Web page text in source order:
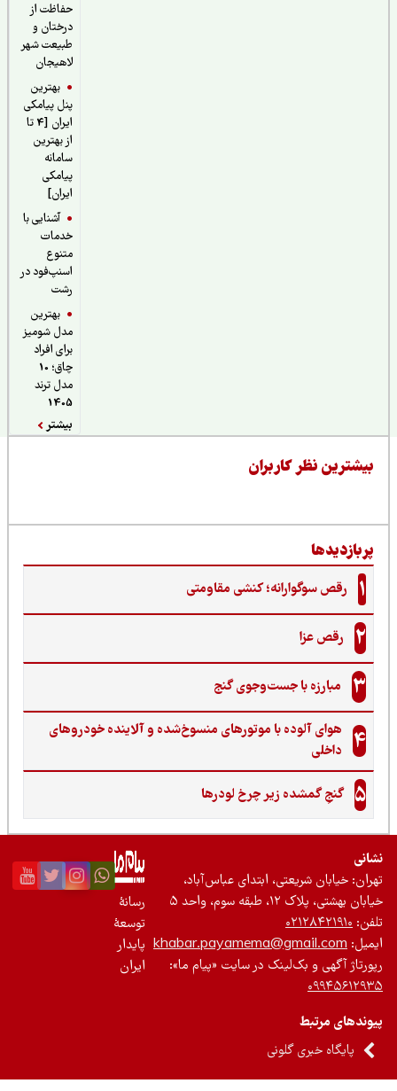
حفاظت از
درختان و
طبیعت شهر
لاهیجان
بهترین
پنل پیامکی
ایران [4 تا
از بهترین
سامانه
پیامکی
آشنایی با
خدمات
اسنپ‌فود در
بهترین
مدل شومیز
برای افراد
چاق؛ 10
مدل ترند
نظر کاربران
رقص سوگوارانه؛ کنشی مقاومتی
رقص عزا
مبارزه با جست‌وجوی گنج‌
هوای آلوده با موتورهای منسوخ‌شده و آلاینده خودروهای
داخلی
گنجِ گمشده زیر چرخ لودرها
خیابان شریعتی، ابتدای عباس‌آباد،
بهشتی، پلاک ۱۲، طبقه سوم، واحد ۵
۰۲۱۲۸۴۲۱۹۱۰
khabar.payamema@gmail.com
آگهی و بک‌لینک در سایت «پیام ما»:
مرتبط
پایگاه خبری گلونی
رسانۀ
توسعۀ
پایدار
ایران